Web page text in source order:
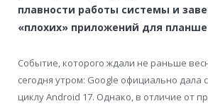
плавности работы системы и
«плохих» приложений для
Событие, которого ждали не раньше
сегодня утром: Google официально дала
циклу Android 17. Однако, в отличие от